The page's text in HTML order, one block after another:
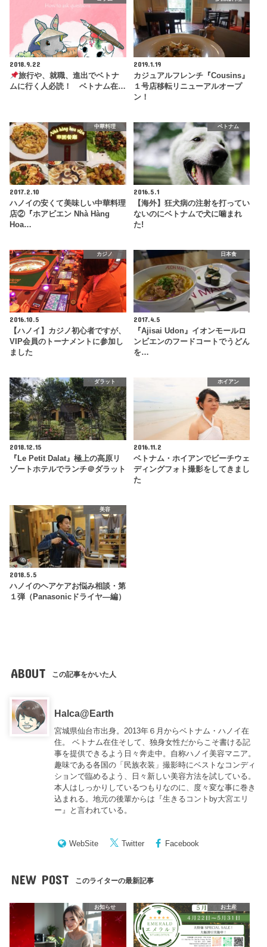
2018.9.22
旅行や、就職、進出でベトナ
ムに行く人必読！ ベトナム在…
2019.1.19
カジュアルフレンチ『Cousins』
１号店移転リニューアルオープ
ン！
中華料理
2017.2.10
ハノイの安くて美味しい中華料理
店②『ホアビエン Nhà Hàng
Hoa…
ベトナム
2016.5.1
【海外】狂犬病の注射を打ってい
ないのにベトナムで犬に噛まれ
た!
カジノ
2016.10.5
【ハノイ】カジノ初心者ですが、
VIP会員のトーナメントに参加し
ました
日本食
2017.4.5
『Ajisai Udon』イオンモールロ
ンビエンのフードコートでうどん
を…
ダラット
2018.12.15
『Le Petit Dalat』極上の高原リ
ゾートホテルでランチ＠ダラット
ホイアン
2016.11.2
ベトナム・ホイアンでビーチウェ
ディングフォト撮影をしてきまし
た
美容
2018.5.5
ハノイのヘアケアお悩み相談・第
１弾（Panasonicドライヤ―編）
ABOUT この記事をかいた人
Halca@Earth
宮城県仙台市出身。2013年６月からベトナム・ハノイ在
住。 ベトナム在住そして、独身女性だからこそ書ける記
事を提供できるよう日々奔走中。自称ハノイ美容マニア。
趣味である各国の「民族衣装」撮影時にベストなコンディ
ションで臨めるよう、日々新しい美容方法を試している。
本人はしっかりしているつもりなのに、度々変な事に巻き
込まれる。地元の後輩からは『生きるコントby大宮エリ
ー 』と言われている。
WebSite Twitter Facebook
NEW POST このライターの最新記事
お知らせ お土産